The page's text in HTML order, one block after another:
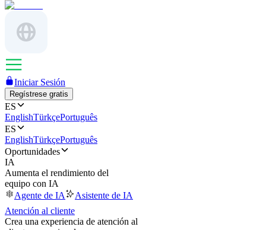
Iniciar Sesión
Regístrese gratis
ES
EnglishTürkçePortuguês
ES
EnglishTürkçePortuguês
Oportunidades
IA
Aumenta el rendimiento del
equipo con IA
Agente de IA
Asistente de IA
Atención al cliente
Crea una experiencia de atención al